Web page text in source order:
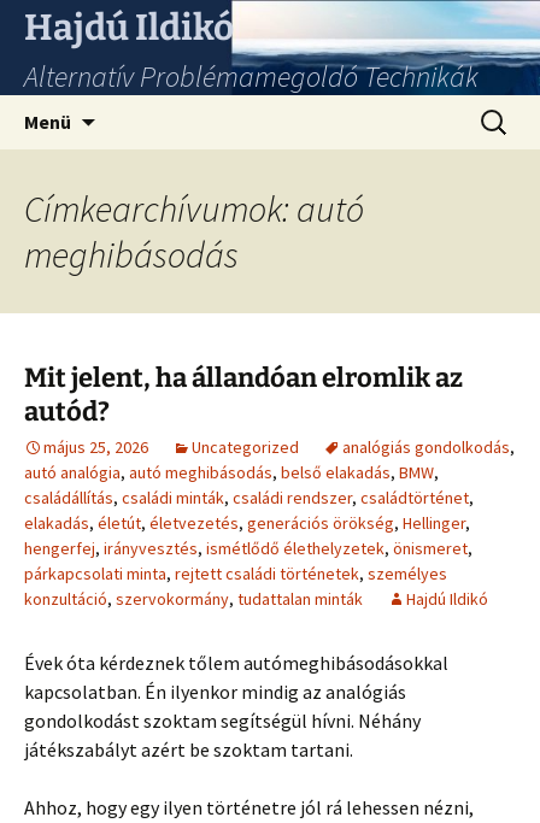
Hajdú Ildikó
Alternatív Problémamegoldó Technikák
Menü
Címkearchívumok: autó
meghibásodás
Mit jelent, ha állandóan elromlik az
autód?
május 25, 2026 Uncategorized analógiás gondolkodás,
autó analógia, autó meghibásodás, belső elakadás, BMW,
családállítás, családi minták, családi rendszer, családtörténet,
elakadás, életút, életvezetés, generációs örökség, Hellinger,
hengerfej, irányvesztés, ismétlődő élethelyzetek, önismeret,
párkapcsolati minta, rejtett családi történetek, személyes
konzultáció, szervokormány, tudattalan minták Hajdú Ildikó
Évek óta kérdeznek tőlem autómeghibásodásokkal
kapcsolatban. Én ilyenkor mindig az analógiás
gondolkodást szoktam segítségül hívni. Néhány
játékszabályt azért be szoktam tartani.
Ahhoz, hogy egy ilyen történetre jól rá lehessen nézni,